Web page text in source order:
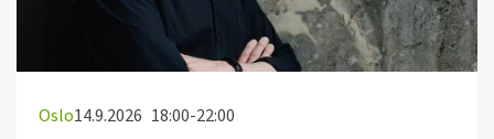
Oslo14.9.2026 18:00-22:00